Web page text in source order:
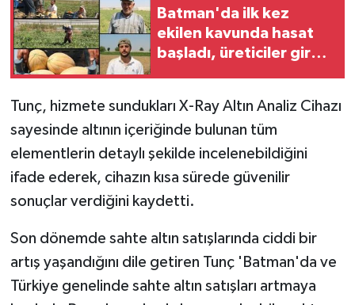
Batman'da ilk kez
ekilen kavunda hasat
başladı, üreticiler girdi
Tunç, hizmete sundukları X-Ray Altın Analiz Cihazı
sayesinde altının içeriğinde bulunan tüm
elementlerin detaylı şekilde incelenebildiğini
ifade ederek, cihazın kısa sürede güvenilir
sonuçlar verdiğini kaydetti.
Son dönemde sahte altın satışlarında ciddi bir
artış yaşandığını dile getiren Tunç 'Batman'da ve
Türkiye genelinde sahte altın satışları artmaya